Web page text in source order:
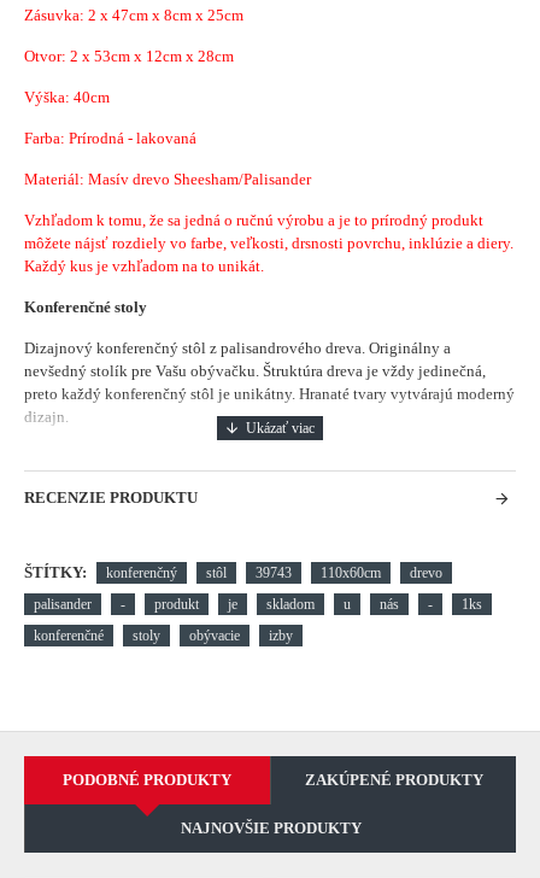
Zásuvka: 2 x 47cm x 8cm x 25cm
Otvor: 2 x 53cm x 12cm x 28cm
Výška: 40cm
Farba: Prírodná - lakovaná
Materiál: Masív drevo Sheesham/Palisander
Vzhľadom k tomu, že sa jedná o ručnú výrobu a je to prírodný produkt
môžete nájsť rozdiely vo farbe, veľkosti, drsnosti povrchu, inklúzie a diery.
Každý kus je vzhľadom na to unikát.
Konferenčné stoly
Dizajnový konferenčný stôl z palisandrového dreva. Originálny a
nevšedný stolík pre Vašu obývačku. Štruktúra dreva je vždy jedinečná,
preto každý konferenčný stôl je unikátny. Hranaté tvary vytvárajú moderný
dizajn.
RECENZIE PRODUKTU
ŠTÍTKY: konferenčný stôl 39743 110x60cm
drevo
palisander
- produkt je skladom u nás -
1ks
konferenčné
stoly obývacie izby
PODOBNÉ PRODUKTY ZAKÚPENÉ PRODUKTY
NAJNOVŠIE PRODUKTY